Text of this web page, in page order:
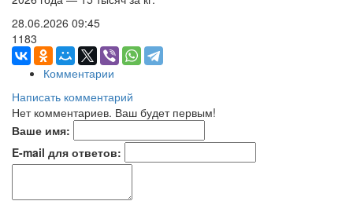
28.06.2026 09:45
1183
Комментарии
Написать комментарий
Нет комментариев. Ваш будет первым!
Ваше имя:
E-mail для ответов: